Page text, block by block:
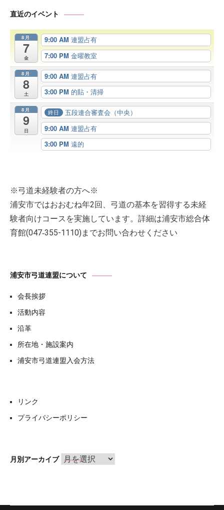
直近のイベント
8月
7
金
9:00 AM 連盟占有
7:00 PM 金曜教室
8月
8
土
9:00 AM 連盟占有
3:00 PM 的貼・清掃
8月
9
日
終日
五段連合審査会（中央）
9:00 AM 連盟占有
3:00 PM 遠的
※弓道未経験者の方へ※
浦安市ではおおむね年2回、弓道の基本を習得する未経
験者向けコースを実施しています。詳細は浦安市総合体
育館(047‐355-1110)までお問い合わせください
浦安市弓道連盟について
会長挨拶
活動内容
沿革
所在地・施設案内
浦安市弓道連盟入会方法
リンク
プライバシーポリシー
月別アーカイブ 月